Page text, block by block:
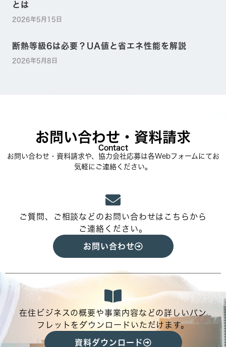
とは
2026年5月15日
断熱等級6は必要？UA値と省エネ性能を解説
2026年5月8日
お問い合わせ・資料請求
Contact
お問い合わせ・資料請求や、協力会社応募は各Webフォームにてお
気軽にご連絡ください。
ご質問、ご相談などのお問い合わせはこちらから
ご連絡ください。
お問い合わせ
在住ビジネスの概要や事業内容などの詳しいパン
フレットをダウンロードいただけます。
資料ダウンロード